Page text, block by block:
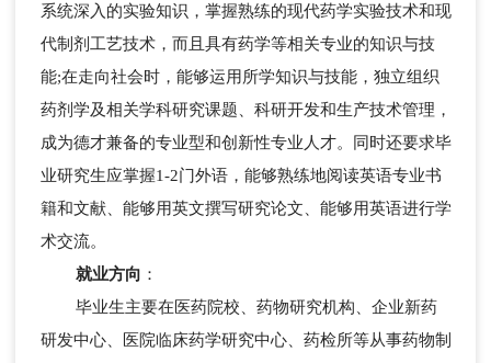
系统深入的实验知识，掌握熟练的现代药学实验技术和现
代制剂工艺技术，而且具有药学等相关专业的知识与技
能;在走向社会时，能够运用所学知识与技能，独立组织
药剂学及相关学科研究课题、科研开发和生产技术管理，
成为德才兼备的专业型和创新性专业人才。同时还要求毕
业研究生应掌握1-2门外语，能够熟练地阅读英语专业书
籍和文献、能够用英文撰写研究论文、能够用英语进行学
术交流。
就业方向 ：
毕业生主要在医药院校、药物研究机构、企业新药
研发中心、医院临床药学研究中心、药检所等从事药物制